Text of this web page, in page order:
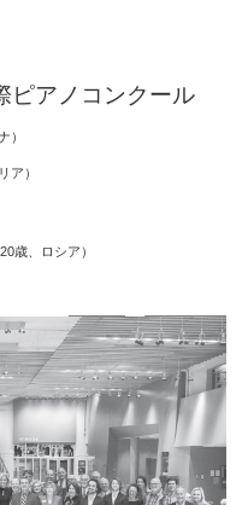
アノコンクール
）
ア）
歳、ロシア）